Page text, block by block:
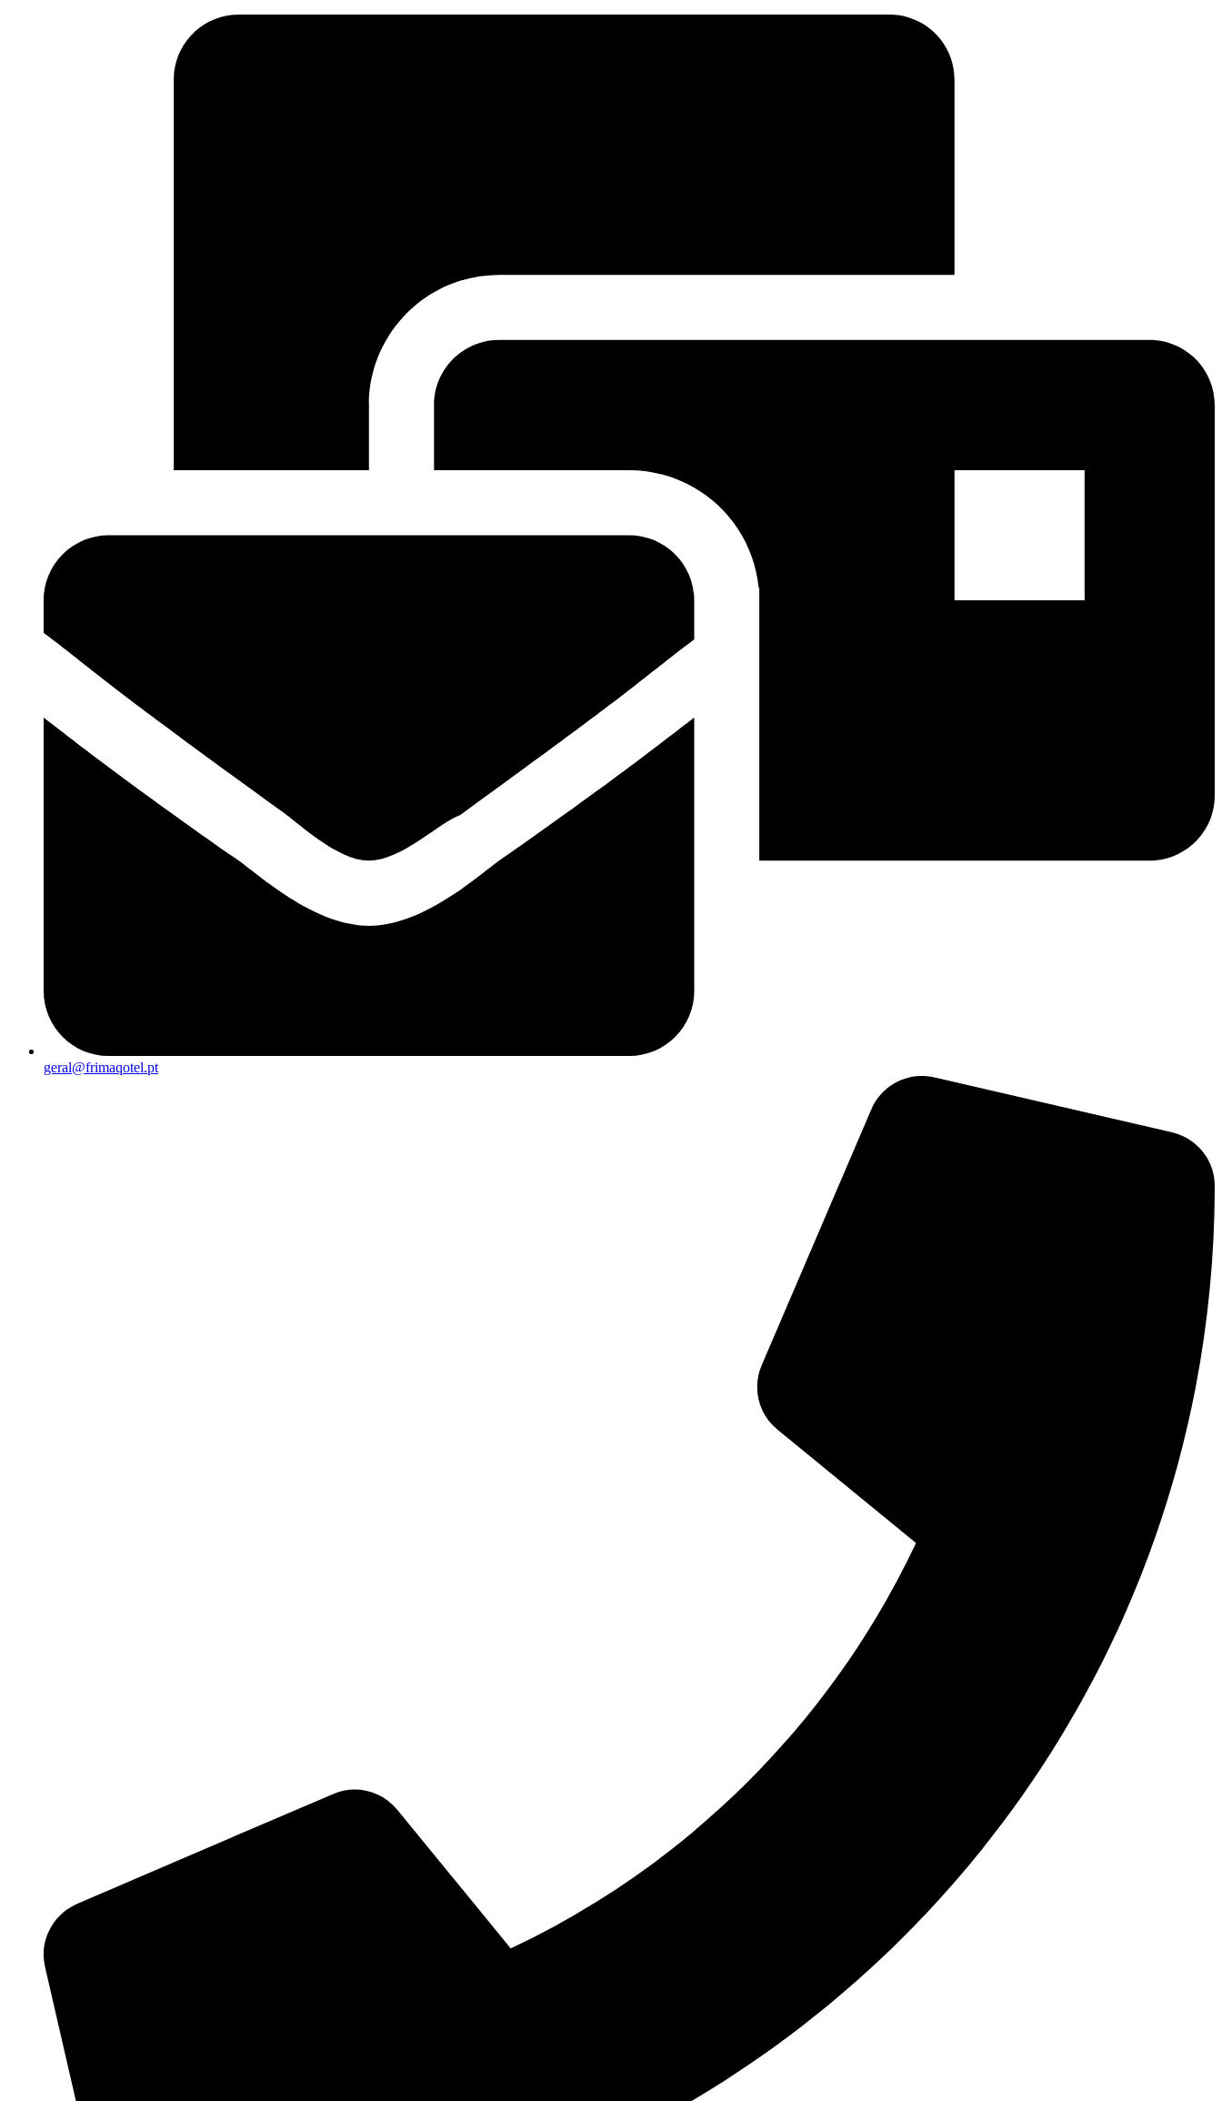
geral@frimaqotel.pt